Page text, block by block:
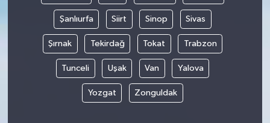
Şanlıurfa Siirt Sinop Sivas
Şırnak Tekirdağ Tokat Trabzon
Tunceli Uşak Van Yalova
Yozgat Zonguldak